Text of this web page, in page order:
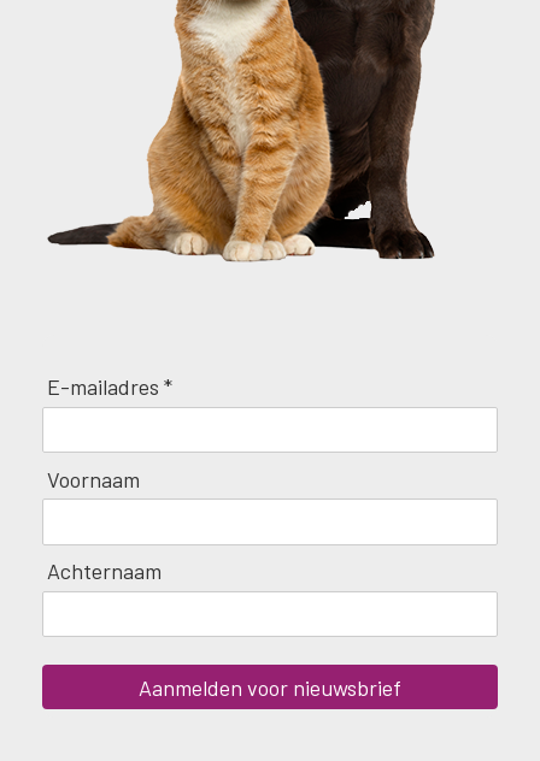
E-mailadres *
Voornaam
Achternaam
Aanmelden voor nieuwsbrief